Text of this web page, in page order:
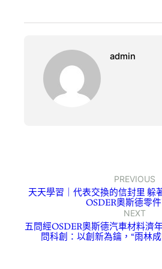
admin
PREVIOUS
天天學習｜代表交換的信封里 躲
OSDER奧斯德零
NEXT
五問經OSDER奧斯德汽車材料濟
問科創：以創新為鑰，“雨林